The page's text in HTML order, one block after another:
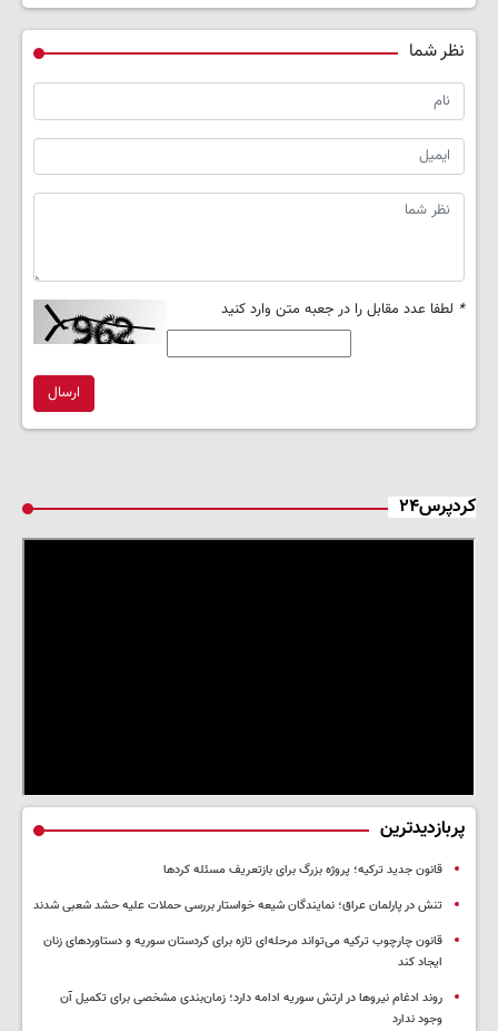
نظر شما
* لطفا عدد مقابل را در جعبه متن وارد کنید
ارسال
کردپرس۲۴
پربازدیدترین
قانون جدید ترکیه؛ پروژه بزرگ‌ برای بازتعریف مسئله کردها
تنش در پارلمان عراق؛ نمایندگان شیعه خواستار بررسی حملات علیه حشد شعبی شدند
قانون چارچوب ترکیه می‌تواند مرحله‌ای تازه برای کردستان سوریه و دستاوردهای زنان
ایجاد کند
روند ادغام نیروها در ارتش سوریه ادامه دارد؛ زمان‌بندی مشخصی برای تکمیل آن
وجود ندارد